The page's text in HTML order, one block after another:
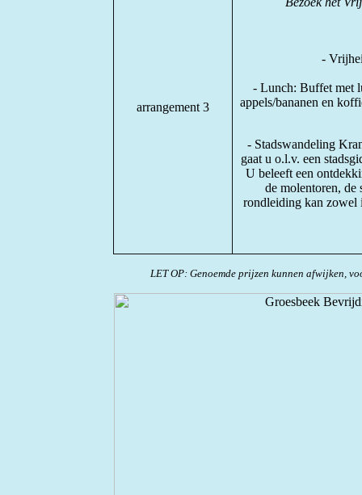
arrangement 3
-
- Lunch: Buffet met
appels/bananen en
- Stadswandeling
gaat u o.l.v. een
U beleeft een
de molentoren, de
rondleiding kan zowel
LET OP: Genoemde prijzen kunnen afwijken,